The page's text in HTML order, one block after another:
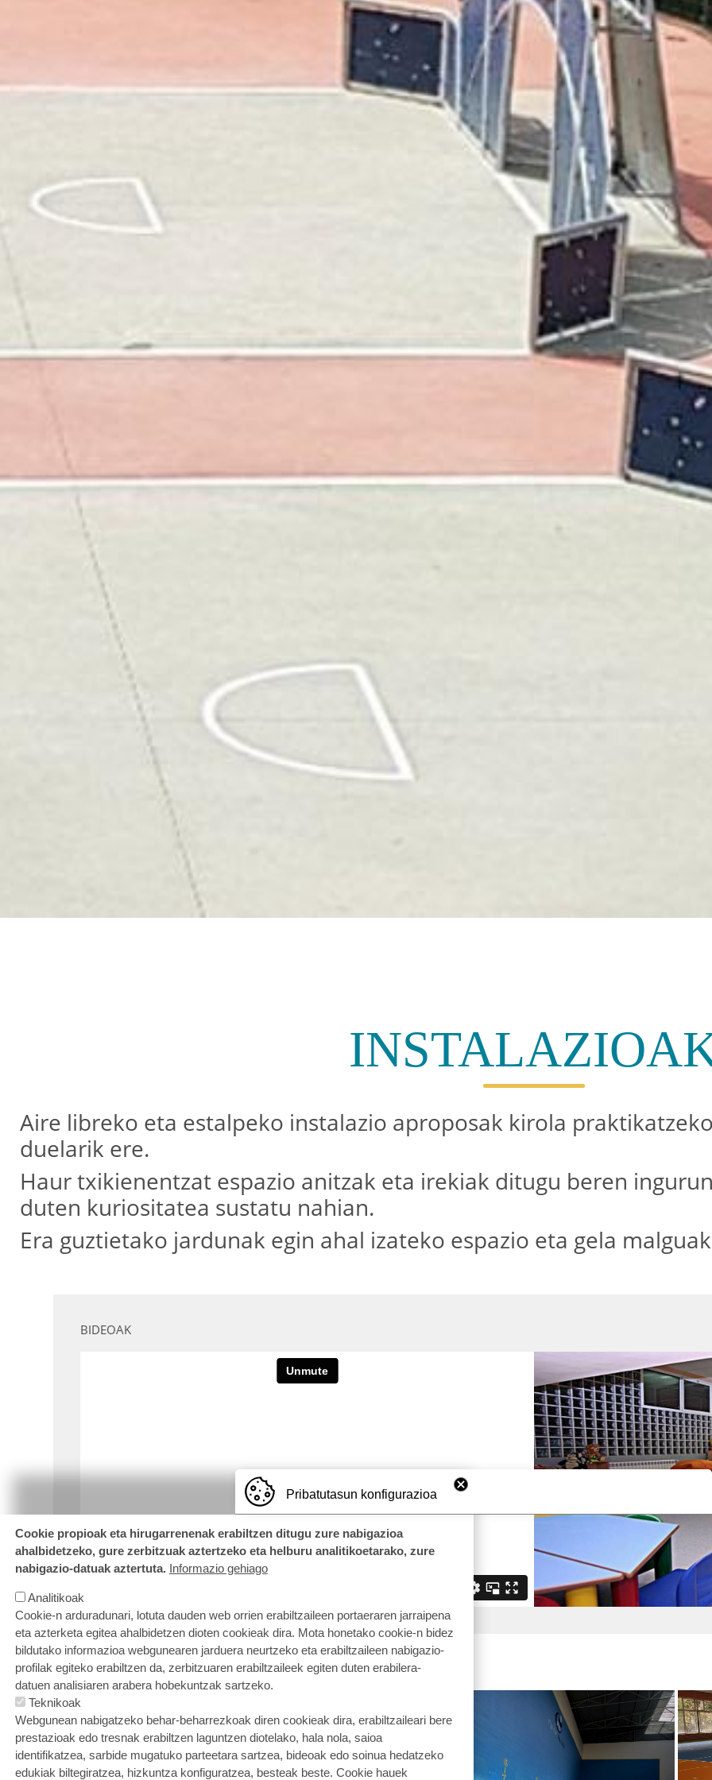
Aire libreko eta estalpeko instalazio aproposak kirola
duelarik ere.
Haur txikienentzat espazio anitzak eta irekiak ditugu beren
duten kuriositatea sustatu nahian.
Era guztietako jardunak egin ahal izateko espazio eta gela
BIDEOAK
Pribatutasun konfigurazioa
Cookie propioak eta hirugarrenenak erabiltzen ditugu zure nabigazioa
ahalbidetzeko, gure zerbitzuak aztertzeko eta helburu analitikoetarako, zure
nabigazio-datuak aztertuta. Informazio gehiago
Analitikoak
Cookie-n arduradunari, lotuta dauden web orrien erabiltzaileen portaeraren jarraipena
eta azterketa egitea ahalbidetzen dioten cookieak dira. Mota honetako cookie-n bidez
bildutako informazioa webgunearen jarduera neurtzeko eta erabiltzaileen nabigazio-
profilak egiteko erabiltzen da, zerbitzuaren erabiltzaileek egiten duten erabilera-
datuen analisiaren arabera hobekuntzak sartzeko.
Teknikoak
Webgunean nabigatzeko behar-beharrezkoak diren cookieak dira, erabiltzaileari bere
prestazioak edo tresnak erabiltzen laguntzen diotelako, hala nola, saioa
identifikatzea, sarbide mugatuko parteetara sartzea, bideoak edo soinua hedatzeko
edukiak biltegiratzea, hizkuntza konfiguratzea, besteak beste. Cookie hauek